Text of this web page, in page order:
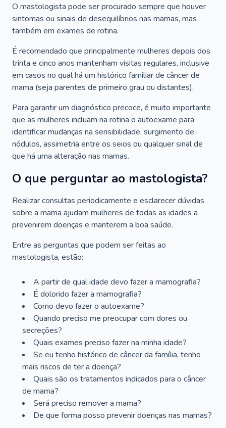
O mastologista pode ser procurado sempre que houver
sintomas ou sinais de desequilíbrios nas mamas, mas
também em exames de rotina.
É recomendado que principalmente mulheres depois dos
trinta e cinco anos mantenham visitas regulares, inclusive
em casos no qual há um histórico familiar de câncer de
mama (seja parentes de primeiro grau ou distantes).
Para garantir um diagnóstico precoce, é muito importante
que as mulheres incluam na rotina o autoexame para
identificar mudanças na sensibilidade, surgimento de
nódulos, assimetria entre os seios ou qualquer sinal de
que há uma alteração nas mamas.
O que perguntar ao mastologista?
Realizar consultas periodicamente e esclarecer dúvidas
sobre a mama ajudam mulheres de todas as idades a
prevenirem doenças e manterem a boa saúde.
Entre as perguntas que podem ser feitas ao
mastologista, estão:
A partir de qual idade devo fazer a mamografia?
É dolorido fazer a mamografia?
Como devo fazer o autoexame?
Quando preciso me preocupar com dores ou
secreções?
Quais exames preciso fazer na minha idade?
Se eu tenho histórico de câncer da família, tenho
mais riscos de ter a doença?
Quais são os tratamentos indicados para o câncer
de mama?
Será preciso remover a mama?
De que forma posso prevenir doenças nas mamas?